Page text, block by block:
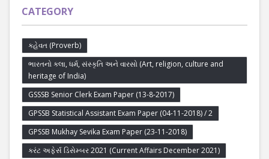
CATEGORY
કહેવત (Proverb)
ભારતનો કલા, ધર્મ, સંસ્કૃતિ અને વારસો (Art, religion, culture and
heritage of India)
GSSSB Senior Clerk Exam Paper (13-8-2017)
GPSSB Statistical Assistant Exam Paper (04-11-2018) / 2
GPSSB Mukhay Sevika Exam Paper (23-11-2018)
કરંટ અફેર્સ ડિસેમ્બર 2021 (Current Affairs December 2021)